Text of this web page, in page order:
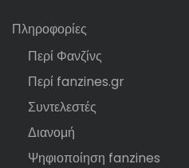
Πληροφορίες
Περί Φανζίνς
Περί fanzines.gr
Συντελεστές
Διανομή
Ψηφιοποίηση fanzines